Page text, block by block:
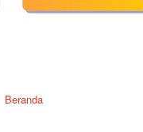
Beranda